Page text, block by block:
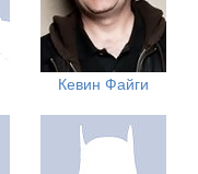
Кевин Файги